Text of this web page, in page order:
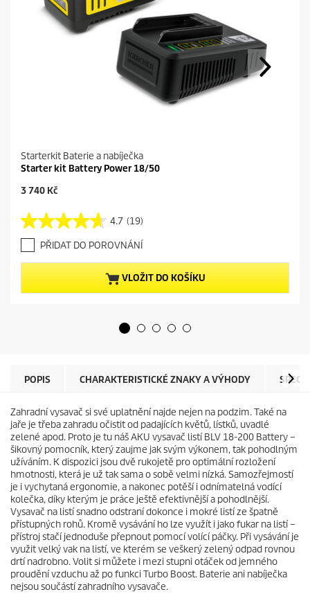
Starterkit Baterie a nabíječka
Starter kit Battery Power 18/50
C
e
n
t
p
e
3 740 Kč
4.7 (19)
4
.
7
z
h
e
1
9
r
e
c
e
n
z
í
PŘIDAT DO POROVNÁNÍ
VLOŽIT DO KOŠÍKU
POPIS CHARAKTERISTICKÉ ZNAKY A VÝHODY
Zahradní vysavač si své uplatnění najde nejen na podzim. Také na
jaře je třeba zahradu očistit od padajících květů, lístků, uvadlé
zelené apod. Proto je tu náš AKU vysavač listí BLV 18-200 Battery –
šikovný pomocník, který zaujme jak svým výkonem, tak pohodlným
užíváním. K dispozici jsou dvě rukojetě pro optimální rozložení
hmotnosti, která je už tak sama o sobě velmi nízká. Samozřejmostí
je i vychytaná ergonomie, a nakonec potěší i odnímatelná vodící
kolečka, díky kterým je práce ještě efektivnější a pohodlnější.
Vysavač na listí snadno odstraní dokonce i mokré listí ze špatně
přístupných rohů. Kromě vysávání ho lze využít i jako fukar na listí –
přístroj stačí jednoduše přepnout pomocí volící páčky. Při vysávání je
využit velký vak na listí, ve kterém se veškerý zelený odpad rovnou
drtí nadrobno. Volit si můžete i mezi stupni otáček od jemného
proudění vzduchu až po funkci Turbo Boost. Baterie ani nabíječka
nejsou součástí zahradního vysavače.